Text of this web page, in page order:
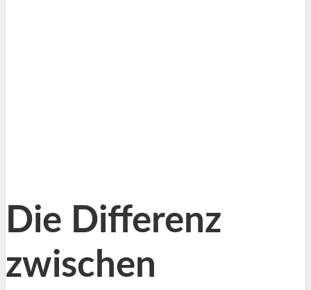
Die Differenz
zwischen